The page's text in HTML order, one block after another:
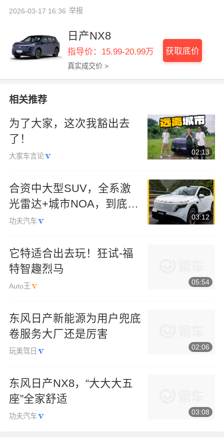
2026-03-17 16:36 举报
日产NX8
指导价：15.99-20.99万
真实成交价 >
获取底价
相关推荐
为了大家，这次我豁出去
了！
大家车言论
02:13
合资中大型SUV，全系激
光雷达+城市NOA，到底能
不能买？
功夫汽车
03:12
它特适合出去玩！狂试-福
特智趣烈马
Auto王
05:54
东风日产新能源为用户兜底
卷服务大厂还是厉害
玩美驾日
02:06
东风日产NX8，“大大大五
座”全家舒适
功夫汽车
03:08